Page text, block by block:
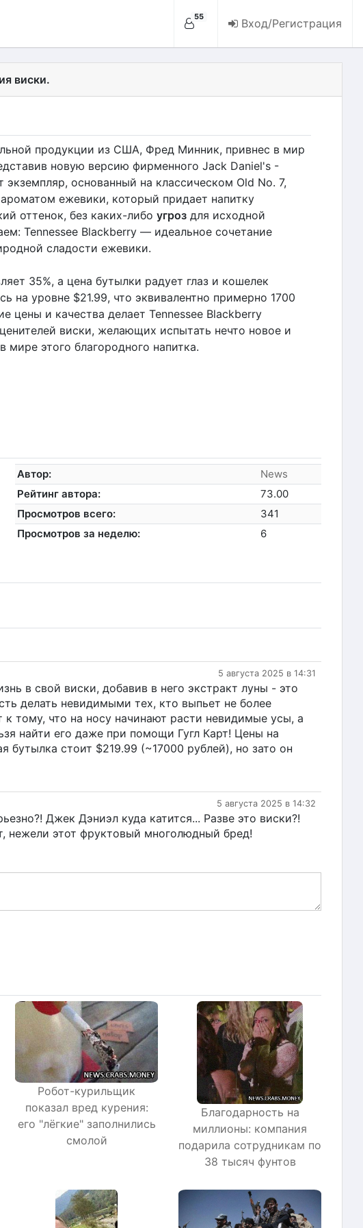
55 Вход/Регистрация
виски.
продукции из США, Фред Минник, привнес в мир
новую версию фирменного Jack Daniel's -
экземпляр, основанный на классическом Old No. 7,
ежевики, который придает напитку
оттенок, без каких-либо угроздля исходной
Tennessee Blackberry — идеальное сочетание
сладости ежевики.
35%, а цена бутылки радует глаз и кошелек
на уровне $21.99, что эквивалентно примерно 1700
цены и качества делает Tennessee Blackberry
виски, желающих испытать нечто новое и
мире этого благородного напитка.
Автор:
News
Рейтинг автора:
73.00
Просмотров всего:
341
Просмотров за неделю:
6
5 августа 2025 в 14:31
в свой виски, добавив в него экстракт луны - это
делать невидимыми тех, кто выпьет не более
тому, что на носу начинают расти невидимые усы, а
найти его даже при помощи Гугл Карт! Цены на
бутылка стоит $219.99 (~17000 рублей), но зато он
5 августа 2025 в 14:32
Джек Дэниэл куда катится... Разве это виски?!
нежели этот фруктовый многолюдный бред!
Робот-курильщик
показал вред курения:
его "лёгкие" заполнились
смолой
Благодарность на
миллионы: компания
подарила сотрудникам по
38 тысяч фунтов